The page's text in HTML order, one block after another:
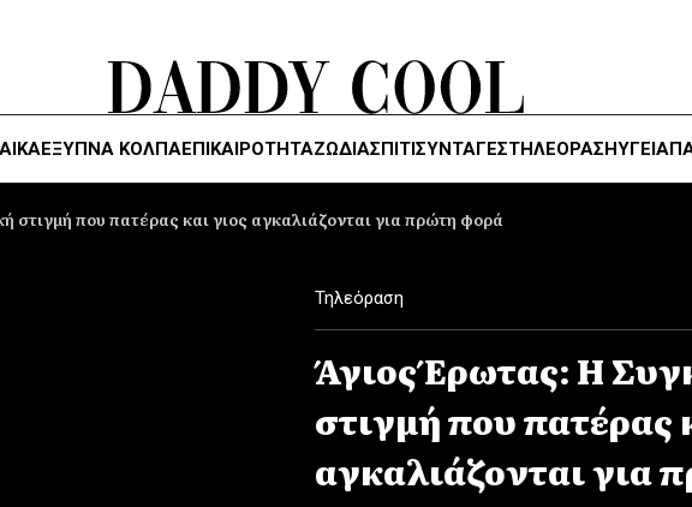
ΈΞΥΠΝΑ ΚΌΛΠΑΕΠΙΚΑΙΡΟΤΗΤΑΖΏΔΙΑΣΠΙΤΙΣΥΝΤΑΓΕΣΤΗΛΕΌΡΑΣΗΥΓΕΊΑ
στιγμή που πατέρας και γιος αγκαλιάζονται για πρώτη φορά
Τηλεόραση
Άγιος Έρωτας: Η
στιγμή που πατέρας
αγκαλιάζονται για